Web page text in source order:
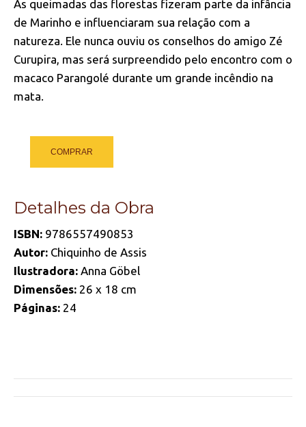
As queimadas das florestas fizeram parte da infância
de Marinho e influenciaram sua relação com a
natureza. Ele nunca ouviu os conselhos do amigo Zé
Curupira, mas será surpreendido pelo encontro com o
macaco Parangolé durante um grande incêndio na
mata.
COMPRAR
Detalhes da Obra
ISBN: 9786557490853
Autor: Chiquinho de Assis
Ilustradora: Anna Göbel
Dimensões: 26 x 18 cm
Páginas: 24